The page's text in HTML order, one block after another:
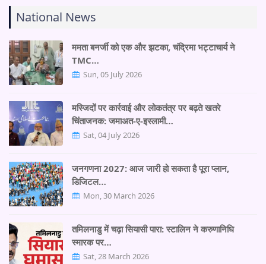
National News
ममता बनर्जी को एक और झटका, चंद्रिमा भट्टाचार्य ने
TMC…
Sun, 05 July 2026
मस्जिदों पर कार्रवाई और लोकतंत्र पर बढ़ते खतरे
चिंताजनक: जमाअत-ए-इस्लामी…
Sat, 04 July 2026
जनगणना 2027: आज जारी हो सकता है पूरा प्लान,
डिजिटल…
Mon, 30 March 2026
तमिलनाडु में चढ़ा सियासी पारा: स्टालिन ने करुणानिधि
स्मारक पर…
Sat, 28 March 2026